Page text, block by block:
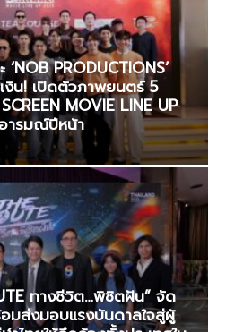
‘NOB PRODUCTIONS’
งิน! เปิดตัวภาพยนตร์ 5
MOVIE LINE UP
ารมณ์ปีหน้า
ทางชีวิต…พิชิตฝัน” จัด
มส่งมอบแรงบันดาลใจสู่ผู้